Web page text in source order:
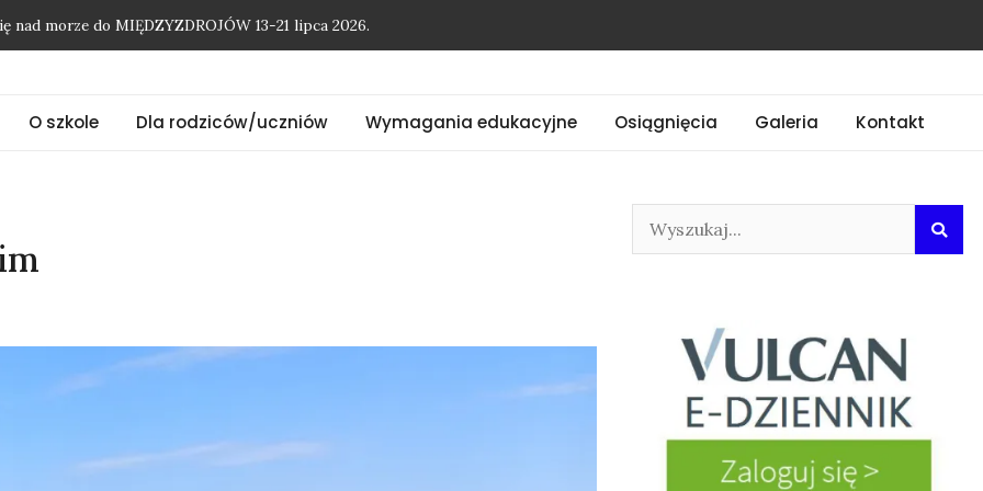
O szkole Dla rodziców/uczniów Wymagania edukacyjne Osiągnięcia Galeria Kontakt